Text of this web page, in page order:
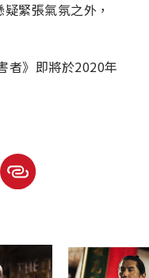
緊張氣氛之外，
》即將於2020年